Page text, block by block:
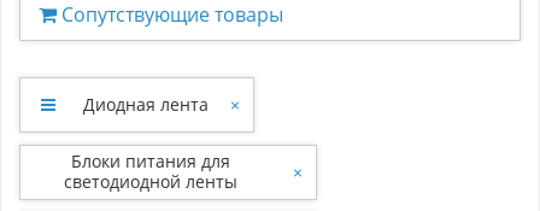
Сопутствующие товары
Диодная лента ×
Блоки питания для
светодиодной ленты
×